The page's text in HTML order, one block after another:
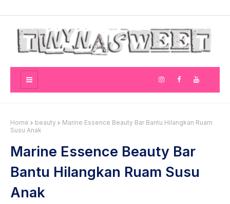
Home beauty
Marine Essence Beauty Bar Bantu Hilangkan Ruam
Susu Anak
Marine Essence Beauty Bar
Bantu Hilangkan Ruam Susu
Anak